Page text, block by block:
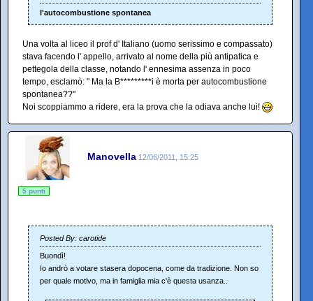
l'autocombustione spontanea
Una volta al liceo il prof d' Italiano (uomo serissimo e compassato)
stava facendo l' appello, arrivato al nome della più antipatica e
pettegola della classe, notando l' ennesima assenza in poco
tempo, esclamò: " Ma la B*********i è morta per autocombustione
spontanea??"
Noi scoppiammo a ridere, era la prova che la odiava anche lui!
Manovella 12/06/2011, 15:25
5 punti
Posted By: carotide
Buondì!
Io andrò a votare stasera dopocena, come da tradizione. Non so
per quale motivo, ma in famiglia mia c'è questa usanza..